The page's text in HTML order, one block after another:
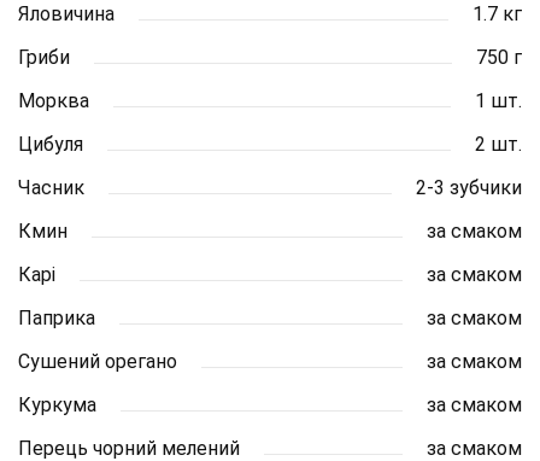
Яловичина
1.7 кг
Гриби
750 г
Морква
1 шт.
Цибуля
2 шт.
Часник
2-3 зубчики
Кмин
за смаком
Карі
за смаком
Паприка
за смаком
Сушений орегано
за смаком
Куркума
за смаком
Перець чорний мелений
за смаком